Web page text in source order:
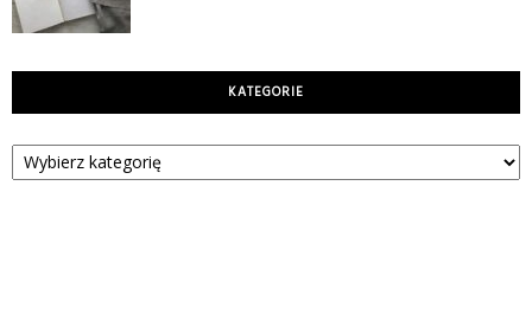
KATEGORIE
Kategorie